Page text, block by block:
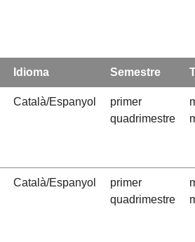
Idioma Semestre
Català/Espanyol
primer
quadrimestre
Català/Espanyol
primer
quadrimestre